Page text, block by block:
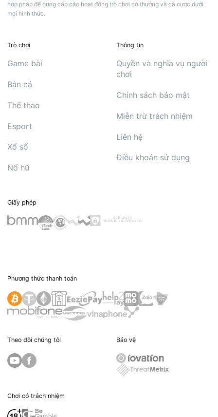
hợp pháp để cung cấp các hoạt động trò chơi có thưởng và cá cược dưới
mọi hình thức.
Trò chơi
Game bài
Bắn cá
Thể thao
Esport
Xổ số
Nổ hũ
Thông tin
Quyền và nghĩa vụ người
chơi
Chính sách bảo mật
Miễn trừ trách nhiệm
Liên hệ
Điều khoản sử dụng
Giấy phép
Phương thức thanh toán
Theo dõi chúng tôi Bảo vệ
Chơi có trách nhiệm